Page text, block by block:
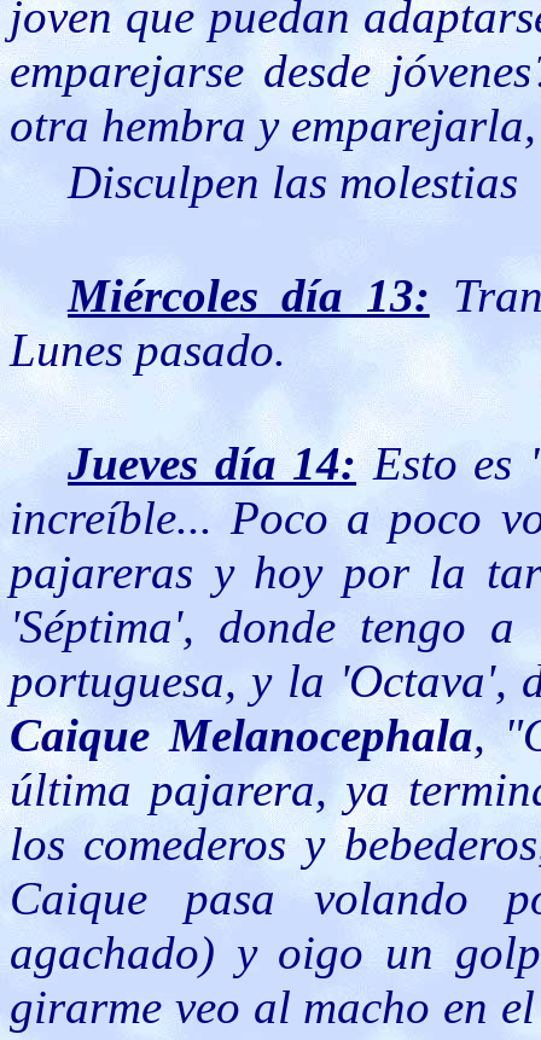
joven que puedan
emparejarse desde
otra hembra y
Disculpen las molestias
Miércoles día 13:
Lunes pasado.
Jueves día 14:Esto es
increíble... Poco a poco
pajareras y hoy por la
'Séptima', donde tengo
portuguesa, y la 'Octava',
Caique Melanocephala,
última pajarera, ya
los comederos y
Caique pasa volando
agachado) y oigo un
girarme veo al macho en